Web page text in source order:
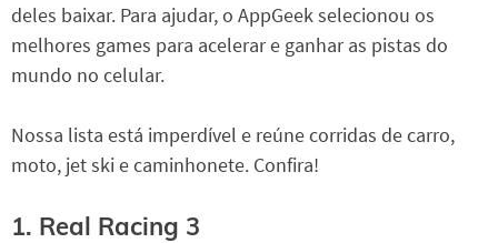
deles baixar. Para ajudar, o AppGeek selecionou os
melhores games para acelerar e ganhar as pistas do
mundo no celular.
Nossa lista está imperdível e reúne corridas de carro,
moto, jet ski e caminhonete. Confira!
1. Real Racing 3